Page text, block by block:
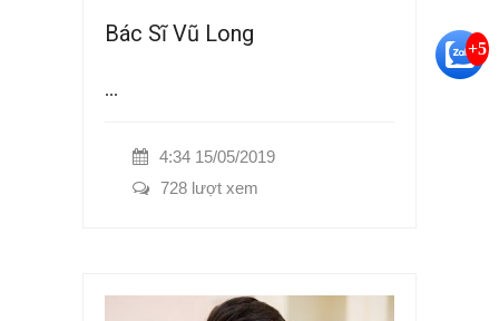
Bác Sĩ Vũ Long
...
4:34 15/05/2019
728 lượt xem
+5